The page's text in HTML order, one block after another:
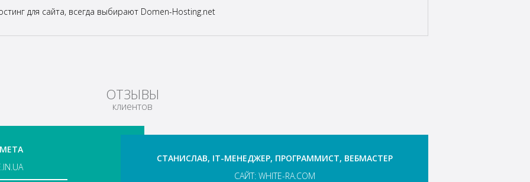
для сайта, всегда выбирают Domen-Hosting.net
ОТЗЫВЫ
клиентов
СТАНИСЛАВ, IT-МЕНЕДЖЕР, ПРОГРАММИСТ, ВЕБМАСТЕР
САЙТ: WHITE-RA.COM